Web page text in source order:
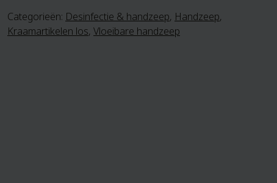
Categorieën: Desinfectie & handzeep, Handzeep,
Kraamartikelen los, Vloeibare handzeep